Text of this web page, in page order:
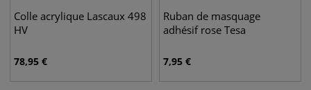
Colle acrylique Lascaux 498
HV
78,95 €
Ruban de masquage
adhésif rose Tesa
7,95 €